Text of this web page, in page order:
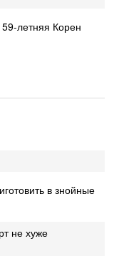
летняя Корен
в знойные
не хуже